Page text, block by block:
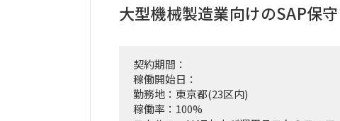
大型機械製造業向けのSAP保
契約期間：
稼働開始日：
勤務地：東京都(23区内)
稼働率：100%